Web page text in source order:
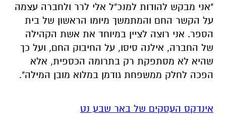
"אני מבקש להודות למנכ"ל אלי לרר ולחברה עצמה
על הקשר החם והמתמשך מיומו הראשון של בית
הספר. אני רוצה לציין במיוחד את אשת הקהילה
של החברה, אילנה סיסו, על החיבוק החם, ועל כך
שהיא לא מסתפקת רק בתרומה הכספית, אלא
הפכה לחלק ממשפחת גודמן במלוא מובן המילה".
אינדקס העסקים של באר שבע נט